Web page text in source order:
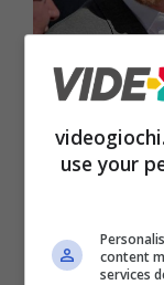
Harry e
use your
content
services